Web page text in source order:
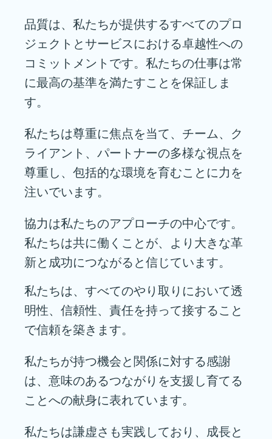
品質は、私たちが提供するすべてのプロ
ジェクトとサービスにおける卓越性への
コミットメントです。私たちの仕事は常
に最高の基準を満たすことを保証しま
す。
私たちは尊重に焦点を当て、チーム、ク
ライアント、パートナーの多様な視点を
尊重し、包括的な環境を育むことに力を
注いでいます。
協力は私たちのアプローチの中心です。
私たちは共に働くことが、より大きな革
新と成功につながると信じています。
私たちは、すべてのやり取りにおいて透
明性、信頼性、責任を持って接すること
で信頼を築きます。
私たちが持つ機会と関係に対する感謝
は、意味のあるつながりを支援し育てる
ことへの献身に表れています。
私たちは謙虚さも実践しており、成長と